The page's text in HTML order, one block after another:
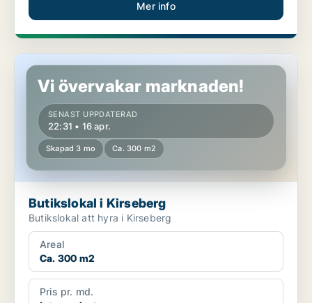
Mer info
Butikslokal i Kirseberg
Vi övervakar marknaden!
SENAST UPPDATERAD
22:31 • 16 apr.
Skapad 3 mo Ca. 300 m2
Butikslokal i Kirseberg
Butikslokal att hyra i Kirseberg
Areal
Ca. 300 m2
Pris pr. md.